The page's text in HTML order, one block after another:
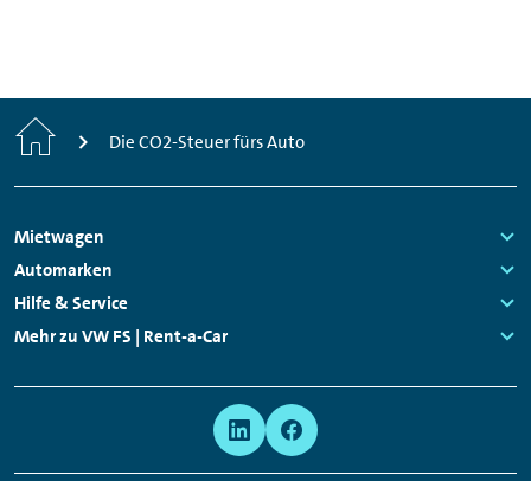
Start Die CO2-Steuer fürs Auto
Footer
Navigation
Mietwagen
Links:
Automarken
Links:
Hilfe & Service
Links:
Mehr zu VW FS | Rent-a-Car